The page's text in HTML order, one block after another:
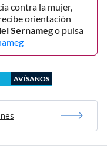
contra la mujer,
orientación
Sernamego pulsa
AVÍSANOS